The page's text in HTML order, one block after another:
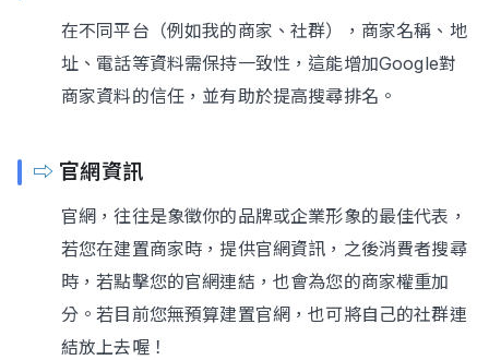
在不同平台（例如我的商家、社群），商家名稱、地
址、電話等資料需保持一致性，這能增加Google對
商家資料的信任，並有助於提高搜尋排名。
⇨ 官網資訊
官網，往往是象徵你的品牌或企業形象的最佳代表，
若您在建置商家時，提供官網資訊，之後消費者搜尋
時，若點擊您的官網連結，也會為您的商家權重加
分。若目前您無預算建置官網，也可將自己的社群連
結放上去喔！